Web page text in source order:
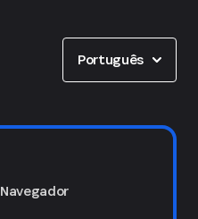
Português
Navegador